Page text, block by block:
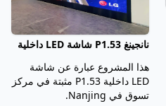
نانجينغ P1.53 شاشة LED داخلية
هذا المشروع عبارة عن شاشة
LED داخلية P1.53 مثبتة في مركز
تسوق في Nanjing.